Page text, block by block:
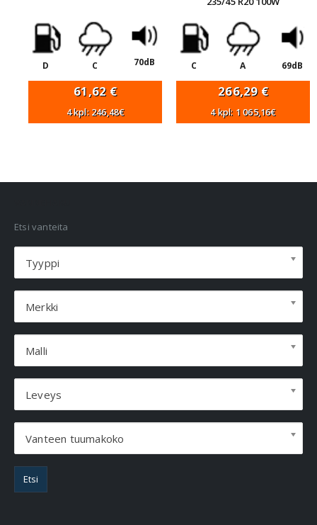
D C 70dB
61,62 €
4 kpl: 246,48€
C A 69dB
266,29 €
4 kpl: 1 065,16€
Etsi vanteita
Tyyppi
Merkki
Malli
Leveys
Vanteen tuumakoko
Etsi